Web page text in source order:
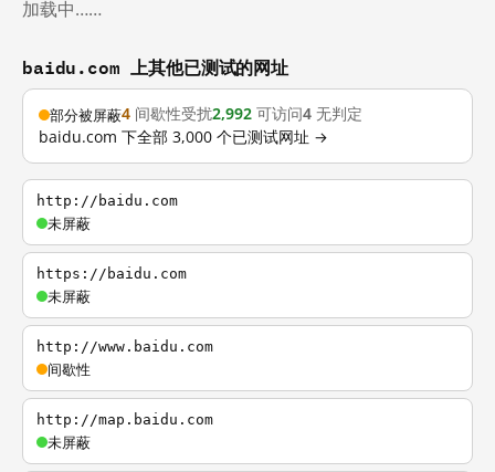
加载中……
baidu.com 上其他已测试的网址
部分被屏蔽4 间歇性受扰2,992 可访问4 无判定
baidu.com 下全部 3,000 个已测试网址 →
http://baidu.com
未屏蔽
https://baidu.com
未屏蔽
http://www.baidu.com
间歇性
http://map.baidu.com
未屏蔽